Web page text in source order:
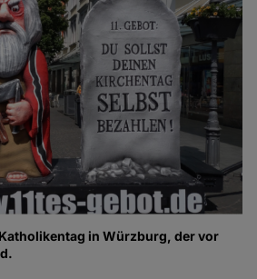
in Würzburg, der vor